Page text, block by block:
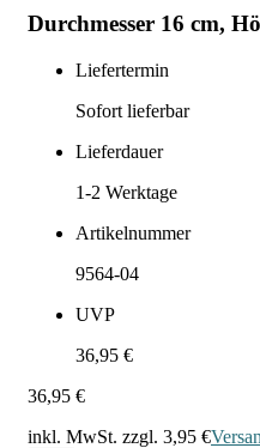
Durchmesser 16 cm,
Liefertermin
Sofort lieferbar
Lieferdauer
1-2 Werktage
Artikelnummer
9564-04
UVP
36,95 €
36,95 €
inkl. MwSt. zzgl. 3,95 €